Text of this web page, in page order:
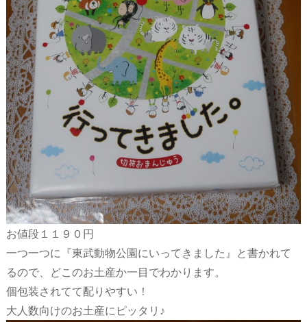
お値段１１９０円
一つ一つに『東武動物公園にいってきました』と書かれて
るので、どこのお土産か一目でわかります。
個包装されてて配りやすい！
大人数向けのお土産にピッタリ♪